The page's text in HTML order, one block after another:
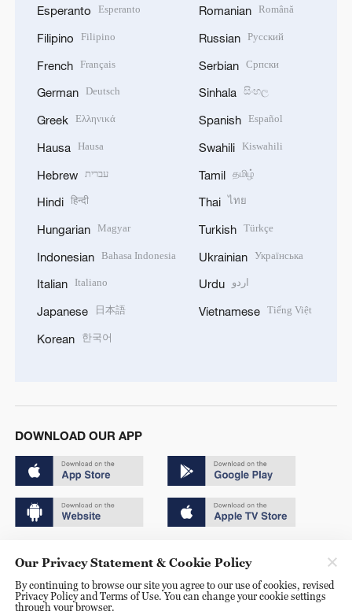
Esperanto Esperanto
Filipino Filipino
French Français
German Deutsch
Greek Ελληνικά
Hausa Hausa
Hebrew עברית
Hindi हिन्दी
Hungarian Magyar
Indonesian Bahasa Indonesia
Italian Italiano
Japanese 日本語
Korean 한국어
Romanian Română
Russian Русский
Serbian Српски
Sinhala සිංහල
Spanish Español
Swahili Kiswahili
Tamil தமிழ்
Thai ไทย
Turkish Türkçe
Ukrainian Українська
Urdu اردو
Vietnamese Tiếng Việt
DOWNLOAD OUR APP
京ICP备20000184号
京公网安备 11010502050052号
Our Privacy Statement & Cookie Policy
By continuing to browse our site you agree to our use of cookies, revised
Privacy Policy and Terms of Use. You can change your cookie settings
through your browser.